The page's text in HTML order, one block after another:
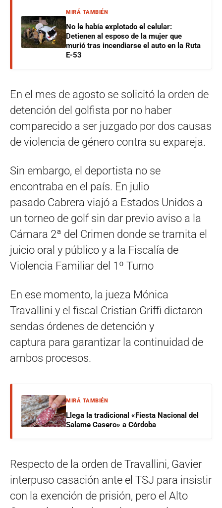
MIRÁ TAMBIÉN
No le había explotado el celular:
Detienen al esposo de la mujer que
murió tras incendiarse el auto en la Ruta
E-53
En el mes de agosto se solicitó la orden de
detención del golfista por no haber
comparecido a ser juzgado por dos causas
de violencia de género contra su expareja.
Sin embargo, el deportista no se
encontraba en el país. En julio
pasado Cabrera viajó a Estados Unidos a
un torneo de golf sin dar previo aviso a la
Cámara 2ª del Crimen donde se tramita el
juicio oral y público y a la Fiscalía de
Violencia Familiar del 1º Turno
En ese momento, la jueza Mónica
Travallini y el fiscal Cristian Griffi dictaron
sendas órdenes de detención y
captura para garantizar la continuidad de
ambos procesos.
MIRÁ TAMBIÉN
Llega la tradicional «Fiesta Nacional del
Salame Casero» a Córdoba
Respecto de la orden de Travallini, Gavier
interpuso casación ante el TSJ para insistir
con la exención de prisión, pero el Alto